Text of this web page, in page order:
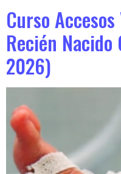
Curso
Recién
2026)